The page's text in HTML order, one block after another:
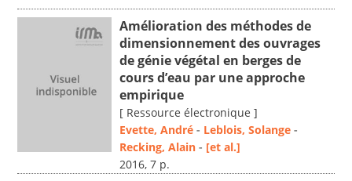
Amélioration des méthodes de
dimensionnement des ouvrages
de génie végétal en berges de
cours d’eau par une approche
empirique
[ Ressource électronique ]
Evette, André - Leblois, Solange -
Recking, Alain - [et al.]
2016, 7 p.